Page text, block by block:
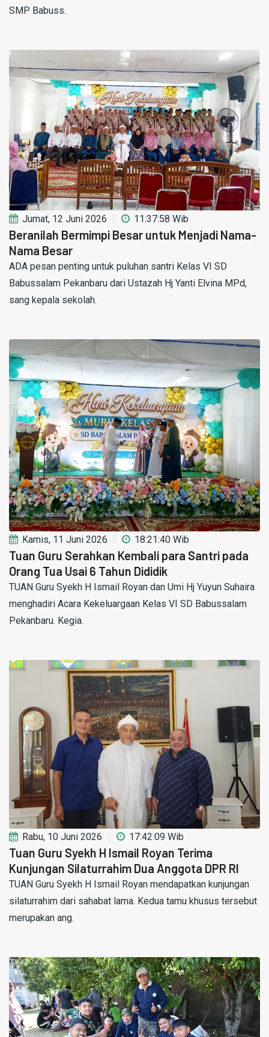
SMP Babuss.
Jumat, 12 Juni 2026 11:37:58 Wib
Beranilah Bermimpi Besar untuk Menjadi Nama-
Nama Besar
ADA pesan penting untuk puluhan santri Kelas VI SD
Babussalam Pekanbaru dari Ustazah Hj Yanti Elvina MPd,
sang kepala sekolah.
Kamis, 11 Juni 2026 18:21:40 Wib
Tuan Guru Serahkan Kembali para Santri pada
Orang Tua Usai 6 Tahun Dididik
TUAN Guru Syekh H Ismail Royan dan Umi Hj Yuyun Suhaira
menghadiri Acara Kekeluargaan Kelas VI SD Babussalam
Pekanbaru. Kegia.
Rabu, 10 Juni 2026 17:42:09 Wib
Tuan Guru Syekh H Ismail Royan Terima
Kunjungan Silaturrahim Dua Anggota DPR RI
TUAN Guru Syekh H Ismail Royan mendapatkan kunjungan
silaturrahim dari sahabat lama. Kedua tamu khusus tersebut
merupakan ang.